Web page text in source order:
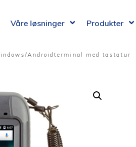
Våre løsninger Produkter
Androidterminal med tastatur